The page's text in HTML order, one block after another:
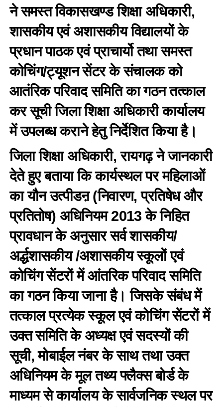
ने समस्त विकासखण्ड शिक्षा अधिकारी,
शासकीय एवं अशासकीय विद्यालयों के
प्रधान पाठक एवं प्राचार्यो तथा समस्त
कोचिंग/ट्यूशन सेंटर के संचालक को
आतंरिक परिवाद समिति का गठन तत्काल
कर सूची जिला शिक्षा अधिकारी कार्यालय
में उपलब्ध कराने हेतु निर्देशित किया है।
जिला शिक्षा अधिकारी, रायगढ़ ने जानकारी
देते हुए बताया कि कार्यस्थल पर महिलाओं
का यौन उत्पीडऩ (निवारण, प्रतिषेध और
प्रतितोष) अधिनियम 2013 के निहित
प्रावधान के अनुसार सर्व शासकीय/
अर्द्धशासकीय /अशासकीय स्कूलों एवं
कोचिंग सेंटरों में आंतरिक परिवाद समिति
का गठन किया जाना है। जिसके संबंध में
तत्काल प्रत्येक स्कूल एवं कोचिंग सेंटरों में
उक्त समिति के अध्यक्ष एवं सदस्यों की
सूची, मोबाईल नंबर के साथ तथा उक्त
अधिनियम के मूल तथ्य फ्लैक्स बोर्ड के
माध्यम से कार्यालय के सार्वजनिक स्थल पर